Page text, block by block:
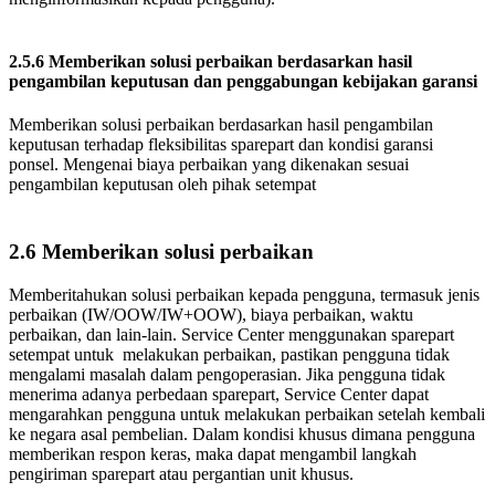
2.5.6 Memberikan solusi perbaikan berdasarkan hasil
pengambilan keputusan dan penggabungan kebijakan garansi
Memberikan solusi perbaikan berdasarkan hasil pengambilan
keputusan terhadap fleksibilitas sparepart dan kondisi garansi
ponsel. Mengenai biaya perbaikan yang dikenakan sesuai
pengambilan keputusan oleh pihak setempat
2.6 Memberikan solusi perbaikan
Memberitahukan solusi perbaikan kepada pengguna, termasuk jenis
perbaikan (IW/OOW/IW+OOW), biaya perbaikan, waktu
perbaikan, dan lain-lain. Service Center menggunakan sparepart
setempat untuk melakukan perbaikan, pastikan pengguna tidak
mengalami masalah dalam pengoperasian. Jika pengguna tidak
menerima adanya perbedaan sparepart, Service Center dapat
mengarahkan pengguna untuk melakukan perbaikan setelah kembali
ke negara asal pembelian. Dalam kondisi khusus dimana pengguna
memberikan respon keras, maka dapat mengambil langkah
pengiriman sparepart atau pergantian unit khusus.